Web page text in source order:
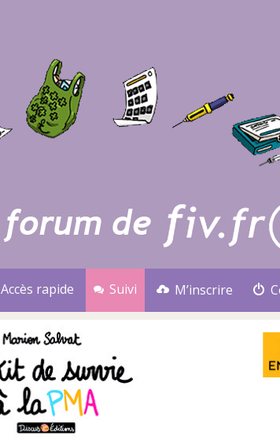
Accès rapide Suivi M’inscrire